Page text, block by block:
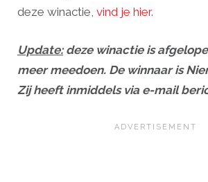
deze winactie, vind je hier.
Update:deze winactie is
meer meedoen. De winnaar is
Zij heeft inmiddels via e-mail